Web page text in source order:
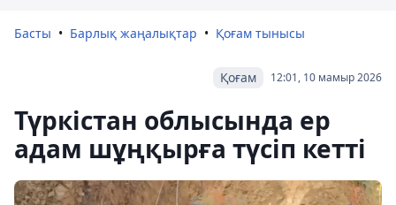
Басты Барлық жаңалықтар Қоғам тынысы
12:01, 10 мамыр 2026
Қоғам
Түркістан облысында ер
адам шұңқырға түсіп кетті